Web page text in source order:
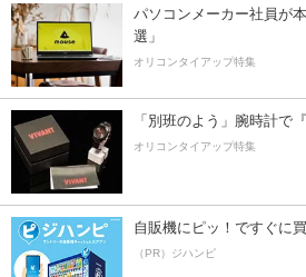
パソコンメーカー社員が
選」
オリコンタイアップ特集
「別班のよう」腕時計で
オリコンタイアップ特集
自販機にピッ！ですぐに
（PR）ジハンピ